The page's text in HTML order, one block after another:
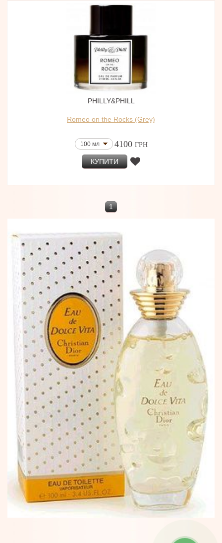
PHILLY&PHILL
Romeo on the Rocks (Grey)
100 мл 4100 ГРН
КУПИТИ
1